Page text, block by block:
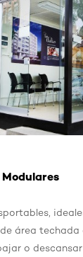
área
o